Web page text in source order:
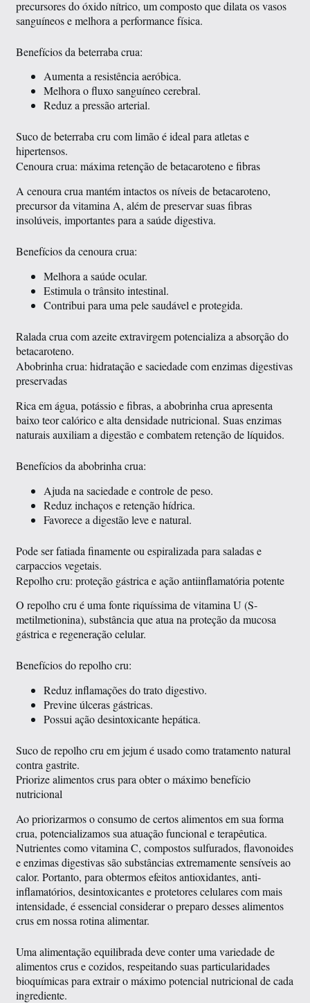
precursores do óxido nítrico, um composto que dilata os vasos
sanguíneos e melhora a performance física.
Benefícios da beterraba crua:
Aumenta a resistência aeróbica.
Melhora o fluxo sanguíneo cerebral.
Reduz a pressão arterial.
Suco de beterraba cru com limão é ideal para atletas e
hipertensos.
Cenoura crua: máxima retenção de betacaroteno e fibras
A cenoura crua mantém intactos os níveis de betacaroteno,
precursor da vitamina A, além de preservar suas fibras
insolúveis, importantes para a saúde digestiva.
Benefícios da cenoura crua:
Melhora a saúde ocular.
Estimula o trânsito intestinal.
Contribui para uma pele saudável e protegida.
Ralada crua com azeite extravirgem potencializa a absorção do
betacaroteno.
Abobrinha crua: hidratação e saciedade com enzimas digestivas
preservadas
Rica em água, potássio e fibras, a abobrinha crua apresenta
baixo teor calórico e alta densidade nutricional. Suas enzimas
naturais auxiliam a digestão e combatem retenção de líquidos.
Benefícios da abobrinha crua:
Ajuda na saciedade e controle de peso.
Reduz inchaços e retenção hídrica.
Favorece a digestão leve e natural.
Pode ser fatiada finamente ou espiralizada para saladas e
carpaccios vegetais.
Repolho cru: proteção gástrica e ação antiinflamatória potente
O repolho cru é uma fonte riquíssima de vitamina U (S-
metilmetionina), substância que atua na proteção da mucosa
gástrica e regeneração celular.
Benefícios do repolho cru:
Reduz inflamações do trato digestivo.
Previne úlceras gástricas.
Possui ação desintoxicante hepática.
Suco de repolho cru em jejum é usado como tratamento natural
contra gastrite.
Priorize alimentos crus para obter o máximo benefício
nutricional
Ao priorizarmos o consumo de certos alimentos em sua forma
crua, potencializamos sua atuação funcional e terapêutica.
Nutrientes como vitamina C, compostos sulfurados, flavonoides
e enzimas digestivas são substâncias extremamente sensíveis ao
calor. Portanto, para obtermos efeitos antioxidantes, anti-
inflamatórios, desintoxicantes e protetores celulares com mais
intensidade, é essencial considerar o preparo desses alimentos
crus em nossa rotina alimentar.
Uma alimentação equilibrada deve conter uma variedade de
alimentos crus e cozidos, respeitando suas particularidades
bioquímicas para extrair o máximo potencial nutricional de cada
ingrediente.